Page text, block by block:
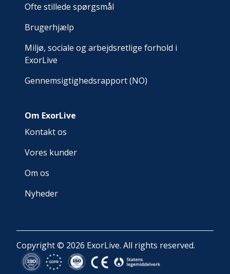
Ofte stillede spørgsmål
Brugerhjælp
Miljø, sociale og arbejdsretlige forhold i
ExorLive
Gennemsigtighedsrapport (NO)
Om ExorLive
Kontakt os
Vores kunder
Om os
Nyheder
Copyright © 2026 ExorLive. All rights reserved.